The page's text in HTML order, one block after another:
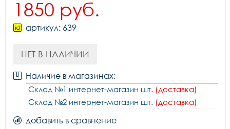
1850 руб.
артикул: 639
НЕТ В НАЛИЧИИ
Наличие в магазинах:
Склад №1 интернет-магазин шт. (доставка)
Склад №2 интернет-магазин шт. (доставка)
добавить в сравнение